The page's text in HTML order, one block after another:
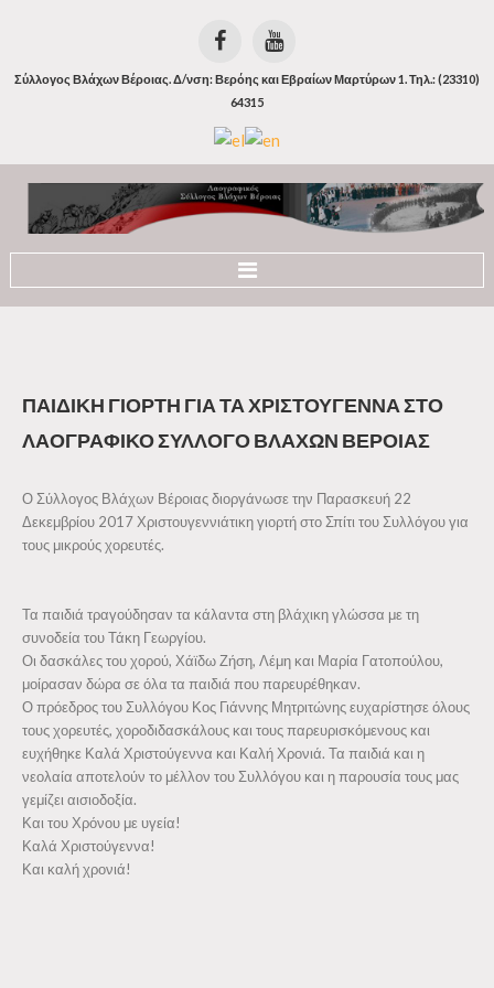
Σύλλογος Βλάχων Βέροιας. Δ/νση: Βερόης και Εβραίων Μαρτύρων 1. Τηλ.: (23310)
64315
Οι Βλάχοι
Οι Βλάχοι της Βέροιας
Τα Βλάχικα Τραγούδια
Τμήμα Χορευτικό
Θεατρική Ομάδα
Τμήμα εκμάθησης γλώσσας
Παιδικά τμήματα
Επιστημονικές και Κοινωνικές Δράσεις
ΠΑΙΔΙΚΗ ΓΙΟΡΤΗ ΓΙΑΤΑΧΡΙΣΤΟΥΓΕΝΝΑΣΤΟ
ΛΑΟΓΡΑΦΙΚΟΣΥΛΛΟΓΟΒΛΑΧΩΝ ΒΕΡΟΙΑΣ
Ο Σύλλογος Βλάχων Βέροιας διοργάνωσε την Παρασκευή 22
Δεκεμβρίου 2017 Χριστουγεννιάτικη γιορτή στο Σπίτι του Συλλόγου για
τους μικρούς χορευτές.
Τα παιδιά τραγούδησαν τα κάλαντα στη βλάχικη γλώσσα με τη
συνοδεία του Τάκη Γεωργίου.
Οι δασκάλες του χορού, Χάϊδω Ζήση, Λέμη και Μαρία Γατοπούλου,
μοίρασαν δώρα σε όλα τα παιδιά που παρευρέθηκαν.
Ο πρόεδρος του Συλλόγου Κος Γιάννης Μητριτώνης ευχαρίστησε όλους
τους χορευτές, χοροδιδασκάλους και τους παρευρισκόμενους και
ευχήθηκε Καλά Χριστούγεννα και Καλή Χρονιά. Τα παιδιά και η
νεολαία αποτελούν το μέλλον του Συλλόγου και η παρουσία τους μας
γεμίζει αισιοδοξία.
Και του Χρόνου με υγεία!
Καλά Χριστούγεννα!
Και καλή χρονιά!